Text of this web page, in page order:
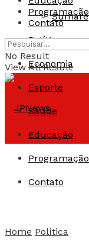
Sumaré
Política
Economia
Esporte
Saúde
Educação
Programação
Contato
Programação
Contato
No Result
View All Result
Home Política